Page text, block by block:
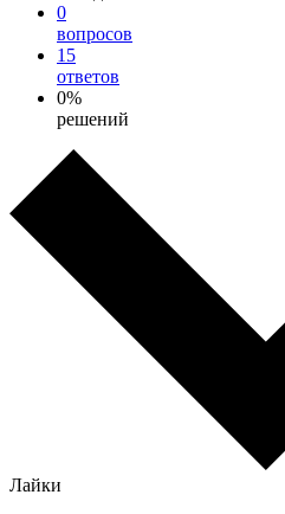
0
вопросов
15
ответов
0%
решений
Лайки